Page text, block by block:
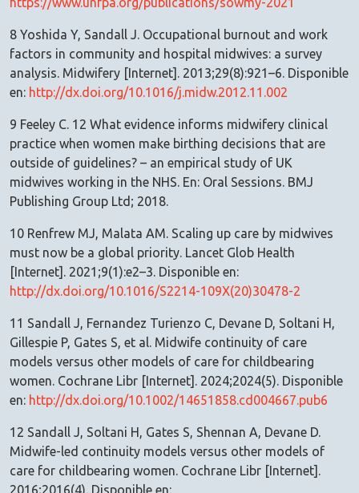
8 Yoshida Y, Sandall J. Occupational burnout and work
factors in community and hospital midwives: a survey
analysis. Midwifery [Internet]. 2013;29(8):921–6. Disponible
en: http://dx.doi.org/10.1016/j.midw.2012.11.002
9 Feeley C. 12 What evidence informs midwifery clinical
practice when women make birthing decisions that are
outside of guidelines? – an empirical study of UK
midwives working in the NHS. En: Oral Sessions. BMJ
Publishing Group Ltd; 2018.
10 Renfrew MJ, Malata AM. Scaling up care by midwives
must now be a global priority. Lancet Glob Health
[Internet]. 2021;9(1):e2–3. Disponible en:
http://dx.doi.org/10.1016/S2214-109X(20)30478-2
11 Sandall J, Fernandez Turienzo C, Devane D, Soltani H,
Gillespie P, Gates S, et al. Midwife continuity of care
models versus other models of care for childbearing
women. Cochrane Libr [Internet]. 2024;2024(5). Disponible
en: http://dx.doi.org/10.1002/14651858.cd004667.pub6
12 Sandall J, Soltani H, Gates S, Shennan A, Devane D.
Midwife-led continuity models versus other models of
care for childbearing women. Cochrane Libr [Internet].
2016;2016(4). Disponible en: